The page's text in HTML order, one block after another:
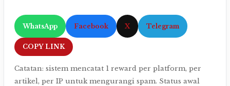
WhatsApp Facebook X Telegram
COPY LINK
Catatan: sistem mencatat 1 reward per platform, per
artikel, per IP untuk mengurangi spam. Status awal